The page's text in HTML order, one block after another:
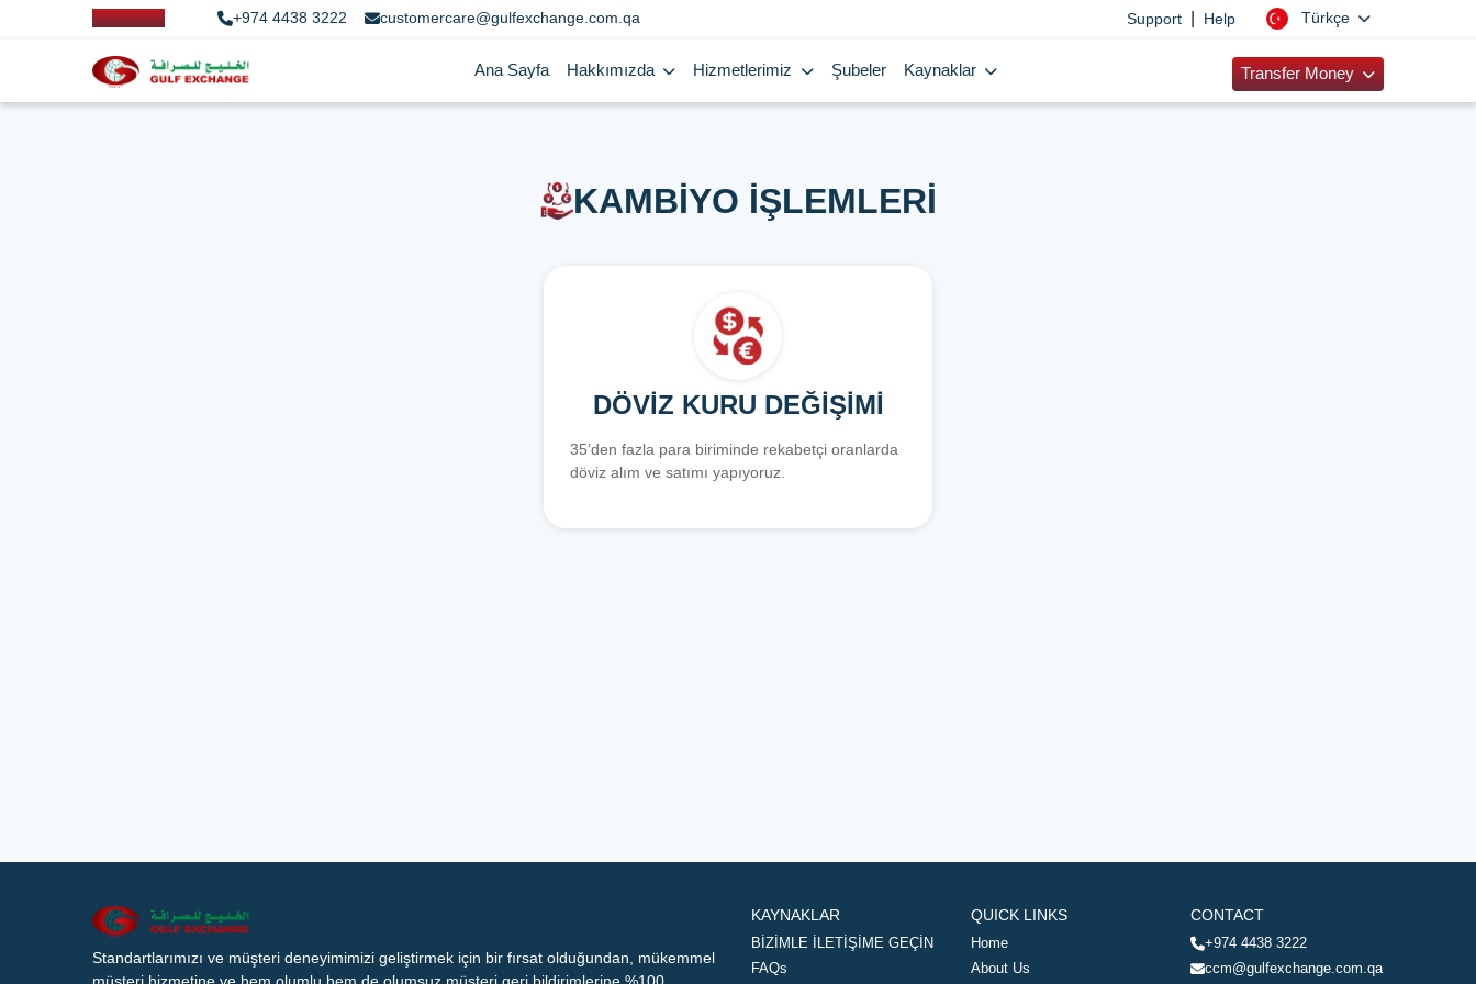
+974 4438 3222 customercare@gulfexchange.com.qa Support Help Türkçe
Ana Sayfa Hakkımızda Hizmetlerimiz Şubeler Kaynaklar Transfer Money
KAMBİYO İŞLEMLERİ
DÖVİZ KURU DEĞİŞİMİ
35’den fazla para biriminde rekabetçi oranlarda
döviz alım ve satımı yapıyoruz.
Standartlarımızı ve müşteri deneyimimizi geliştirmek için bir fırsat olduğundan, mükemmel
KAYNAKLAR
BİZİMLE İLETİŞİME GEÇİN
FAQs
QUICK LINKS
Home
About Us
CONTACT
+974 4438 3222
ccm@gulfexchange.com.qa